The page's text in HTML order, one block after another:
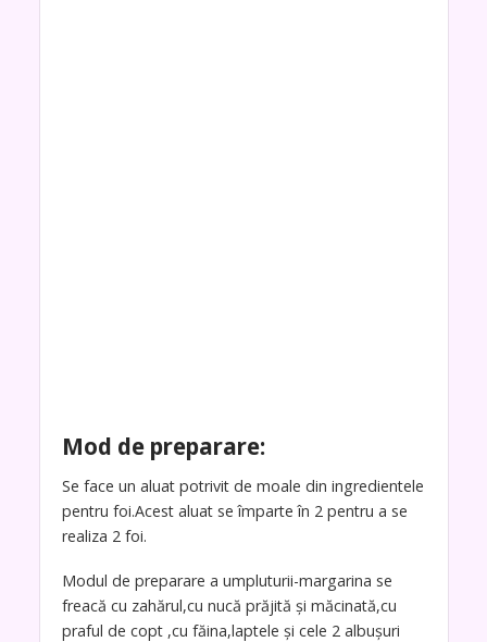
Mod de preparare:
Se face un aluat potrivit de moale din ingredientele
pentru foi.Acest aluat se împarte în 2 pentru a se
realiza 2 foi.
Modul de preparare a umpluturii-margarina se
freacă cu zahărul,cu nucă prăjită și măcinată,cu
praful de copt ,cu făina,laptele și cele 2 albușuri